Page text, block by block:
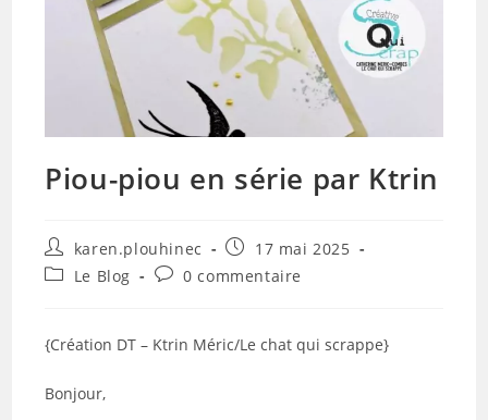
Piou-piou en série par Ktrin
Auteur/autrice
de
la
karen.plouhinec
Publication
publiée :
17 mai 2025
PostLe Blog
Commentaires
publication :
0 commentaire
{Création DT – Ktrin Méric/Le chat qui scrappe}
Bonjour,